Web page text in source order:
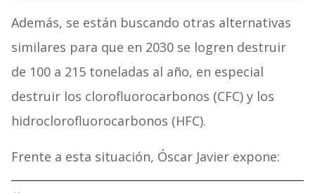
Además, se están buscando otras alternativas
similares para que en 2030 se logren destruir
de 100 a 215 toneladas al año, en especial
destruir los clorofluorocarbonos (CFC) y los
hidroclorofluorocarbonos (HFC).
Frente a esta situación, Óscar Javier expone: